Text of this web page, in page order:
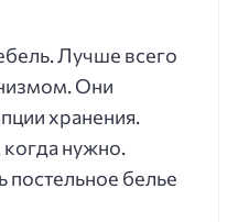
Лучше всего
Они
хранения.
нужно.
белье